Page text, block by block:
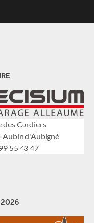
des Cordiers
Aubin d'Aubigné
55 43 47
2026